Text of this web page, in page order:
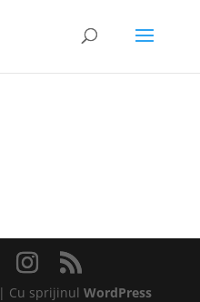
| Cu sprijinulWordPress